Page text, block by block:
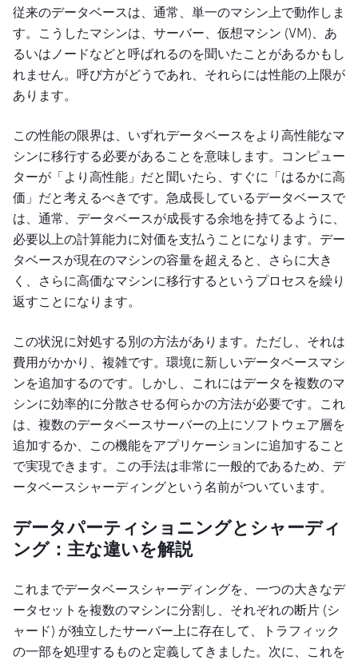
従来のデータベースは、通常、単一のマシン上で動作しま
す。こうしたマシンは、サーバー、仮想マシン (VM)、あ
るいはノードなどと呼ばれるのを聞いたことがあるかもし
れません。呼び方がどうであれ、それらには性能の上限が
あります。
この性能の限界は、いずれデータベースをより高性能なマ
シンに移行する必要があることを意味します。コンピュー
ターが「より高性能」だと聞いたら、すぐに「はるかに高
価」だと考えるべきです。急成長しているデータベースで
は、通常、データベースが成長する余地を持てるように、
必要以上の計算能力に対価を支払うことになります。デー
タベースが現在のマシンの容量を超えると、さらに大き
く、さらに高価なマシンに移行するというプロセスを繰り
返すことになります。
この状況に対処する別の方法があります。ただし、それは
費用がかかり、複雑です。環境に新しいデータベースマシ
ンを追加するのです。しかし、これにはデータを複数のマ
シンに効率的に分散させる何らかの方法が必要です。これ
は、複数のデータベースサーバーの上にソフトウェア層を
追加するか、この機能をアプリケーションに追加すること
で実現できます。この手法は非常に一般的であるため、デ
ータベースシャーディングという名前がついています。
データパーティショニングとシャーディ
ング：主な違いを解説
これまでデータベースシャーディングを、一つの大きなデ
ータセットを複数のマシンに分割し、それぞれの断片 (シ
ャード) が独立したサーバー上に存在して、トラフィック
の一部を処理するものと定義してきました。次に、これを